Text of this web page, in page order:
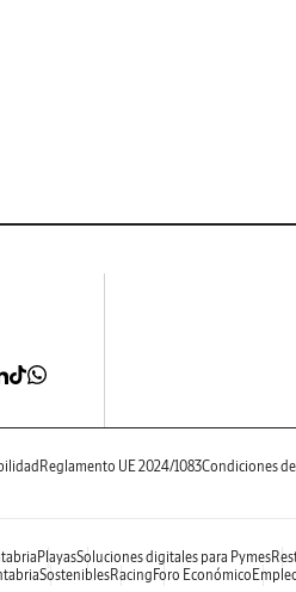
Reglamento UE 2024/1083Condiciones
PlayasSoluciones digitales para Pymes
SosteniblesRacing Foro Económico